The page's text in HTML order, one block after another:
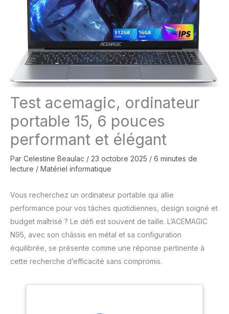
Test acemagic, ordinateur
portable 15, 6 pouces
performant et élégant
Par Celestine Beaulac / 23 octobre 2025 / 6 minutes de
lecture / Matériel informatique
Vous recherchez un ordinateur portable qui allie
performance pour vos tâches quotidiennes, design soigné et
budget maîtrisé ? Le défi est souvent de taille. L’ACEMAGIC
N95, avec son châssis en métal et sa configuration
équilibrée, se présente comme une réponse pertinente à
cette recherche d’efficacité sans compromis.